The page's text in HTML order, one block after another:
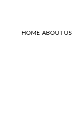
HOME ABOUT US